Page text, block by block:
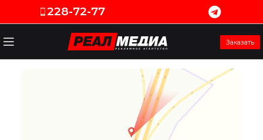
228-72-77
Заказать